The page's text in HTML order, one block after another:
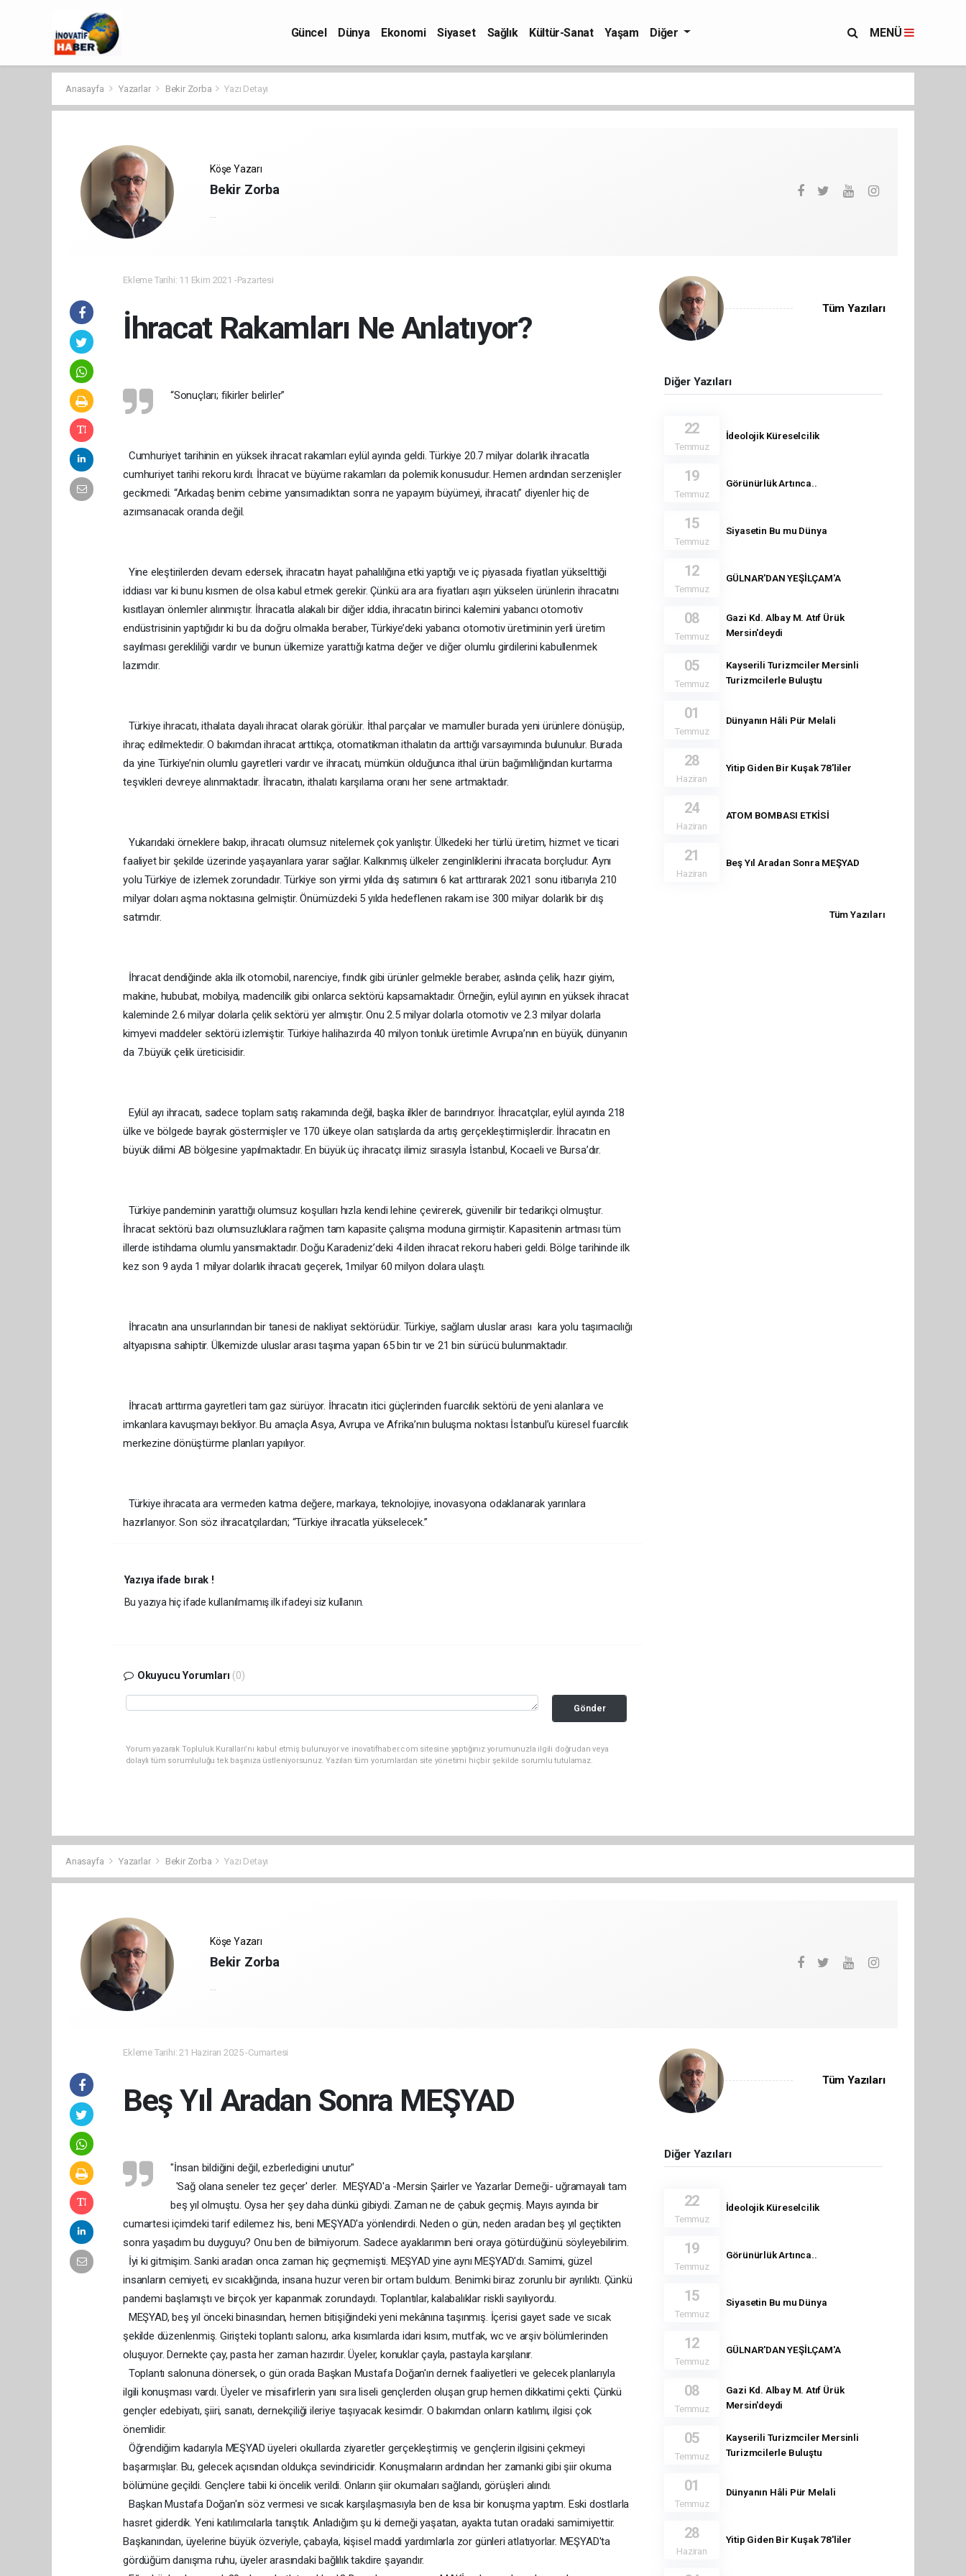
Güncel Dünya Ekonomi Siyaset Sağlık Kültür-Sanat Yaşam Diğer MENÜ
Anasayfa Yazarlar Bekir Zorba Yazı Detayı
Köşe Yazarı
Bekir Zorba
Ekleme Tarihi: 11 Ekim 2021 -Pazartesi
İhracat Rakamları Ne Anlatıyor?
“Sonuçları; fikirler belirler”
Cumhuriyet tarihinin en yüksek ihracat rakamları eylül ayında geldi. Türkiye 20.7 milyar dolarlık ihracatla
cumhuriyet tarihi rekoru kırdı. İhracat ve büyüme rakamları da polemik konusudur. Hemen ardından serzenişler
gecikmedi. “Arkadaş benim cebime yansımadıktan sonra ne yapayım büyümeyi, ihracatı” diyenler hiç de
azımsanacak oranda değil.
Yine eleştirilerden devam edersek, ihracatın hayat pahalılığına etki yaptığı ve iç piyasada fiyatları yükselttiği
iddiası var ki bunu kısmen de olsa kabul etmek gerekir. Çünkü ara ara fiyatları aşırı yükselen ürünlerin ihracatını
kısıtlayan önlemler alınmıştır. İhracatla alakalı bir diğer iddia, ihracatın birinci kalemini yabancı otomotiv
endüstrisinin yaptığıdır ki bu da doğru olmakla beraber, Türkiye’deki yabancı otomotiv üretiminin yerli üretim
sayılması gerekliliği vardır ve bunun ülkemize yarattığı katma değer ve diğer olumlu girdilerini kabullenmek
lazımdır.
Türkiye ihracatı, ithalata dayalı ihracat olarak görülür. İthal parçalar ve mamuller burada yeni ürünlere dönüşüp,
ihraç edilmektedir. O bakımdan ihracat arttıkça, otomatikman ithalatın da arttığı varsayımında bulunulur. Burada
da yine Türkiye’nin olumlu gayretleri vardır ve ihracatı, mümkün olduğunca ithal ürün bağımlılığından kurtarma
teşvikleri devreye alınmaktadır. İhracatın, ithalatı karşılama oranı her sene artmaktadır.
Yukarıdaki örneklere bakıp, ihracatı olumsuz nitelemek çok yanlıştır. Ülkedeki her türlü üretim, hizmet ve ticari
faaliyet bir şekilde üzerinde yaşayanlara yarar sağlar. Kalkınmış ülkeler zenginliklerini ihracata borçludur. Aynı
yolu Türkiye de izlemek zorundadır. Türkiye son yirmi yılda dış satımını 6 kat arttırarak 2021 sonu itibarıyla 210
milyar doları aşma noktasına gelmiştir. Önümüzdeki 5 yılda hedeflenen rakam ise 300 milyar dolarlık bir dış
satımdır.
İhracat dendiğinde akla ilk otomobil, narenciye, fındık gibi ürünler gelmekle beraber, aslında çelik, hazır giyim,
makine, hububat, mobilya, madencilik gibi onlarca sektörü kapsamaktadır. Örneğin, eylül ayının en yüksek ihracat
kaleminde 2.6 milyar dolarla çelik sektörü yer almıştır. Onu 2.5 milyar dolarla otomotiv ve 2.3 milyar dolarla
kimyevi maddeler sektörü izlemiştir. Türkiye halihazırda 40 milyon tonluk üretimle Avrupa’nın en büyük, dünyanın
da 7.büyük çelik üreticisidir.
Eylül ayı ihracatı, sadece toplam satış rakamında değil, başka ilkler de barındırıyor. İhracatçılar, eylül ayında 218
ülke ve bölgede bayrak göstermişler ve 170 ülkeye olan satışlarda da artış gerçekleştirmişlerdir. İhracatın en
büyük dilimi AB bölgesine yapılmaktadır. En büyük üç ihracatçı ilimiz sırasıyla İstanbul, Kocaeli ve Bursa’dır.
Türkiye pandeminin yarattığı olumsuz koşulları hızla kendi lehine çevirerek, güvenilir bir tedarikçi olmuştur.
İhracat sektörü bazı olumsuzluklara rağmen tam kapasite çalışma moduna girmiştir. Kapasitenin artması tüm
illerde istihdama olumlu yansımaktadır. Doğu Karadeniz’deki 4 ilden ihracat rekoru haberi geldi. Bölge tarihinde ilk
kez son 9 ayda 1 milyar dolarlık ihracatı geçerek, 1milyar 60 milyon dolara ulaştı.
İhracatın ana unsurlarından bir tanesi de nakliyat sektörüdür. Türkiye, sağlam uluslar arası kara yolu taşımacılığı
altyapısına sahiptir. Ülkemizde uluslar arası taşıma yapan 65 bin tır ve 21 bin sürücü bulunmaktadır.
İhracatı arttırma gayretleri tam gaz sürüyor. İhracatın itici güçlerinden fuarcılık sektörü de yeni alanlara ve
imkanlara kavuşmayı bekliyor. Bu amaçla Asya, Avrupa ve Afrika’nın buluşma noktası İstanbul’u küresel fuarcılık
merkezine dönüştürme planları yapılıyor.
Türkiye ihracata ara vermeden katma değere, markaya, teknolojiye, inovasyona odaklanarak yarınlara
hazırlanıyor. Son söz ihracatçılardan; “Türkiye ihracatla yükselecek.”
Yazıya ifade bırak !
Bu yazıya hiç ifade kullanılmamış ilk ifadeyi siz kullanın.
Okuyucu Yorumları (0)
Gönder
Yorum yazarak Topluluk Kuralları’nı kabul etmiş bulunuyor ve inovatifhaber.com sitesine yaptığınız yorumunuzla ilgili doğrudan veya
dolaylı tüm sorumluluğu tek başınıza üstleniyorsunuz. Yazılan tüm yorumlardan site yönetimi hiçbir şekilde sorumlu tutulamaz.
Tüm Yazıları
Diğer Yazıları
22
Temmuz
İdeolojik Küreselcilik
19
Temmuz
Görünürlük Artınca..
15
Temmuz
Siyasetin Bu mu Dünya
12
Temmuz
GÜLNAR'DAN YEŞİLÇAM'A
08
Temmuz
Gazi Kd. Albay M. Atıf Ürük
Mersin'deydi
05
Temmuz
Kayserili Turizmciler Mersinli
Turizmcilerle Buluştu
01
Temmuz
Dünyanın Hâli Pür Melali
28
Haziran
Yitip Giden Bir Kuşak 78'liler
24
Haziran
ATOM BOMBASI ETKİSİ
21
Haziran
Beş Yıl Aradan Sonra MEŞYAD
Tüm Yazıları
Anasayfa Yazarlar Bekir Zorba Yazı Detayı
Köşe Yazarı
Bekir Zorba
Ekleme Tarihi: 21 Haziran 2025 -Cumartesi
Beş Yıl Aradan Sonra MEŞYAD
"İnsan bildiğini değil, ezberledigini unutur"
'Sağ olana seneler tez geçer' derler. MEŞYAD'a -Mersin Şairler ve Yazarlar Derneği- uğramayalı tam
beş yıl olmuştu. Oysa her şey daha dünkü gibiydi. Zaman ne de çabuk geçmiş. Mayıs ayında bir
cumartesi içimdeki tarif edilemez his, beni MEŞYAD'a yönlendirdi. Neden o gün, neden aradan beş yıl geçtikten
sonra yaşadım bu duyguyu? Onu ben de bilmiyorum. Sadece ayaklarımın beni oraya götürdüğünü söyleyebilirim.
İyi ki gitmişim. Sanki aradan onca zaman hiç geçmemişti. MEŞYAD yine aynı MEŞYAD'dı. Samimi, güzel
insanların cemiyeti, ev sıcaklığında, insana huzur veren bir ortam buldum. Benimki biraz zorunlu bir ayrılıktı. Çünkü
pandemi başlamıştı ve birçok yer kapanmak zorundaydı. Toplantılar, kalabalıklar riskli sayılıyordu.
MEŞYAD, beş yıl önceki binasından, hemen bitişiğindeki yeni mekânına taşınmış. İçerisi gayet sade ve sıcak
şekilde düzenlenmiş. Girişteki toplantı salonu, arka kısımlarda idari kısım, mutfak, wc ve arşiv bölümlerinden
oluşuyor. Dernekte çay, pasta her zaman hazırdır. Üyeler, konuklar çayla, pastayla karşılanır.
Toplantı salonuna dönersek, o gün orada Başkan Mustafa Doğan'ın dernek faaliyetleri ve gelecek planlarıyla
ilgili konuşması vardı. Üyeler ve misafirlerin yanı sıra liseli gençlerden oluşan grup hemen dikkatimi çekti. Çünkü
gençler edebiyatı, şiiri, sanatı, dernekçiliği ileriye taşıyacak kesimdir. O bakımdan onların katılımı, ilgisi çok
önemlidir.
Öğrendiğim kadarıyla MEŞYAD üyeleri okullarda ziyaretler gerçekleştirmiş ve gençlerin ilgisini çekmeyi
başarmışlar. Bu, gelecek açısından oldukça sevindiricidir. Konuşmaların ardından her zamanki gibi şiir okuma
bölümüne geçildi. Gençlere tabii ki öncelik verildi. Onların şiir okumaları sağlandı, görüşleri alındı.
Başkan Mustafa Doğan'ın söz vermesi ve sıcak karşılaşmasıyla ben de kısa bir konuşma yaptım. Eski dostlarla
hasret giderdik. Yeni katılımcılarla tanıştık. Anladığım şu ki derneği yaşatan, ayakta tutan oradaki samimiyettir.
Başkanından, üyelerine büyük özveriyle, çabayla, kişisel maddi yardımlarla zor günleri atlatıyorlar. MEŞYAD'ta
gördüğüm danışma ruhu, üyeler arasındaki bağlılık takdire şayandır.
Tüm Yazıları
Diğer Yazıları
22
Temmuz
İdeolojik Küreselcilik
19
Temmuz
Görünürlük Artınca..
15
Temmuz
Siyasetin Bu mu Dünya
12
Temmuz
GÜLNAR'DAN YEŞİLÇAM'A
08
Temmuz
Gazi Kd. Albay M. Atıf Ürük
Mersin'deydi
05
Temmuz
Kayserili Turizmciler Mersinli
Turizmcilerle Buluştu
01
Temmuz
Dünyanın Hâli Pür Melali
28
Haziran
Yitip Giden Bir Kuşak 78'liler